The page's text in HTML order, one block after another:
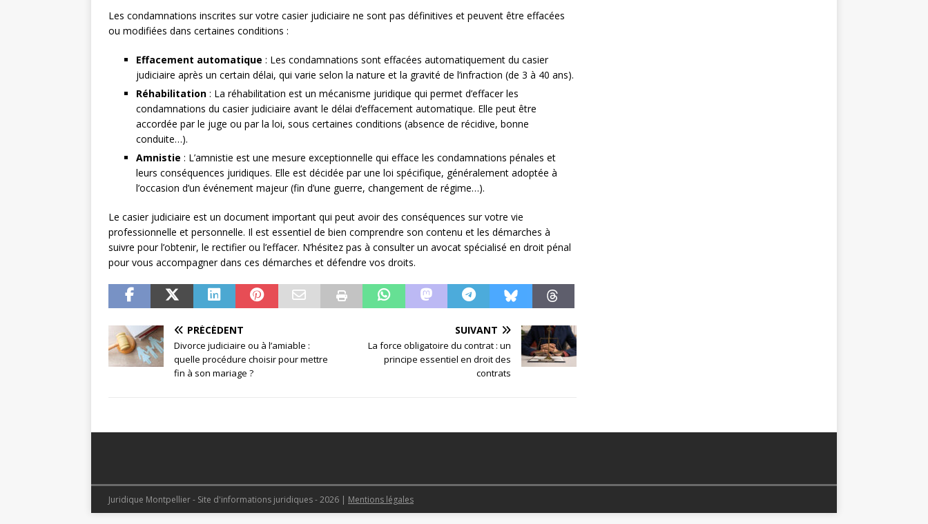
Les condamnations inscrites sur votre casier judiciaire ne sont pas définitives et peuvent être effacées
ou modifiées dans certaines conditions :
Effacement automatique : Les condamnations sont effacées automatiquement du casier
judiciaire après un certain délai, qui varie selon la nature et la gravité de l’infraction (de 3 à 40 ans).
Réhabilitation : La réhabilitation est un mécanisme juridique qui permet d’effacer les
condamnations du casier judiciaire avant le délai d’effacement automatique. Elle peut être
accordée par le juge ou par la loi, sous certaines conditions (absence de récidive, bonne
conduite…).
Amnistie : L’amnistie est une mesure exceptionnelle qui efface les condamnations pénales et
leurs conséquences juridiques. Elle est décidée par une loi spécifique, généralement adoptée à
l’occasion d’un événement majeur (fin d’une guerre, changement de régime…).
Le casier judiciaire est un document important qui peut avoir des conséquences sur votre vie
professionnelle et personnelle. Il est essentiel de bien comprendre son contenu et les démarches à
suivre pour l’obtenir, le rectifier ou l’effacer. N’hésitez pas à consulter un avocat spécialisé en droit pénal
pour vous accompagner dans ces démarches et défendre vos droits.
PRÉCÉDENT
Divorce judiciaire ou à l’amiable :
quelle procédure choisir pour mettre
fin à son mariage ?
SUIVANT
La force obligatoire du contrat : un
principe essentiel en droit des
contrats
Juridique Montpellier - Site d'informations juridiques - 2026 | Mentions légales